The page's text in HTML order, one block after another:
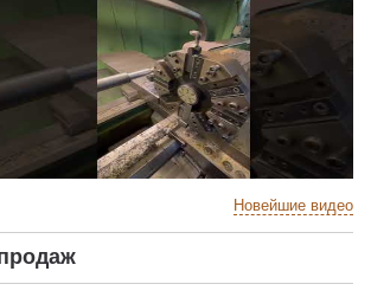
Новейшие видео